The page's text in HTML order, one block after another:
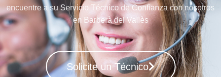
encuentre a su Servicio Técnico de Confianza con nosotros
en Barberà del Vallès
Solicite un Técnico